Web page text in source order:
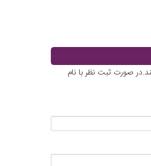
صورت ثبت نظر با نام